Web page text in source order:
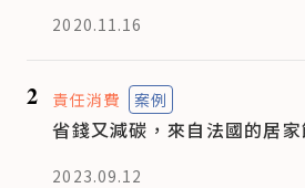
2020.11.16
2 責任消費 案例
省錢又減碳，來自法國的居家
2023.09.12